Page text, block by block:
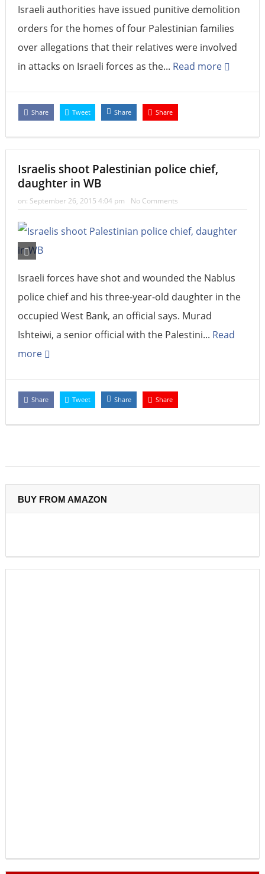
Israeli authorities have issued punitive demolition
orders for the homes of four Palestinian families
over allegations that their relatives were involved
in attacks on Israeli forces as the... Read more
Share Tweet Share Share
Israelis shoot Palestinian police chief,
daughter in WB
on: September 26, 2015 4:04 pm No Comments
Israeli forces have shot and wounded the Nablus
police chief and his three-year-old daughter in the
occupied West Bank, an official says. Murad
Ishteiwi, a senior official with the Palestini... Read
more
Share Tweet Share Share
BUY FROM AMAZON